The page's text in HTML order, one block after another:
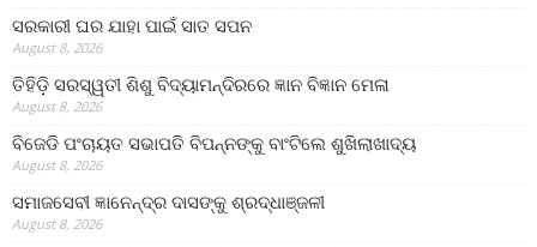
ସରକାରୀ ଘର ଯାହା ପାଇଁ ସାତ ସପନ
August 8, 2026
ତିହିଡି଼ ସରସ୍ୱତୀ ଶିଶୁ ବିଦ୍ୟାମନ୍ଦିରରେ ଜ୍ଞାନ ବିଜ୍ଞାନ ମେଳା
August 8, 2026
ବିଜେଡି ପଂଚାୟତ ସଭାପତି ବିପନ୍ନଙ୍କୁ ବାଂଟିଲେ ଶୁଖିଲାଖାଦ୍ୟ
August 8, 2026
ସମାଜସେବୀ ଜ୍ଞାନେନ୍ଦ୍ର ଦାସଙ୍କୁ ଶ୍ରଦ୍ଧାଞ୍ଜଳୀ
August 8, 2026